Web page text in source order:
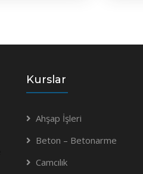
Kurslar
Ahşap İşleri
Beton – Betonarme
Camcılık